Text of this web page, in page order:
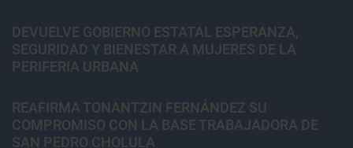
DEVUELVE GOBIERNO ESTATAL ESPERANZA,
SEGURIDAD Y BIENESTAR A MUJERES DE LA
PERIFERIA URBANA
REAFIRMA TONANTZIN FERNÁNDEZ SU
COMPROMISO CON LA BASE TRABAJADORA DE
SAN PEDRO CHOLULA